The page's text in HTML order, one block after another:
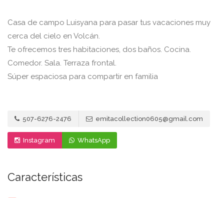
Casa de campo Luisyana para pasar tus vacaciones muy
cerca del cielo en Volcán.
Te ofrecemos tres habitaciones, dos baños. Cocina.
Comedor. Sala. Terraza frontal.
Súper espaciosa para compartir en familia
507-6276-2476 emitacollection0605@gmail.com
Instagram WhatsApp
Características